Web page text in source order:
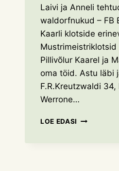
Laivi ja Anneli
waldorfnukud – FB
Kaarli klotside
Mustrimeistriklotsid
Pillivõlur Kaarel ja
oma töid. Astu läbi
F.R.Kreutzwaldi 34,
Werrone…
LOE EDASI TULE